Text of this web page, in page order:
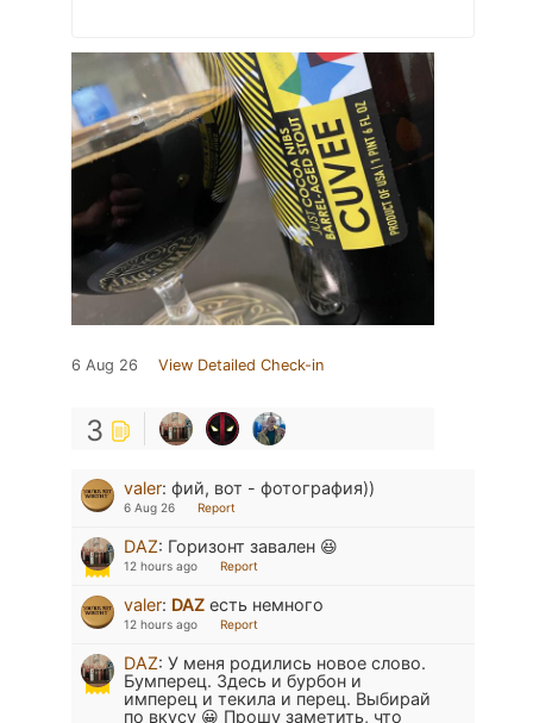
6 Aug 26 View Detailed Check-in
3
valer: фий, вот - фотография))
6 Aug 26 Report
DAZ: Горизонт завален 😆
12 hours ago Report
valer: DAZ есть немного
12 hours ago Report
DAZ: У меня родились новое слово.
Бумперец. Здесь и бурбон и
имперец и текила и перец. Выбирай
по вкусу 😀 Прошу заметить, что